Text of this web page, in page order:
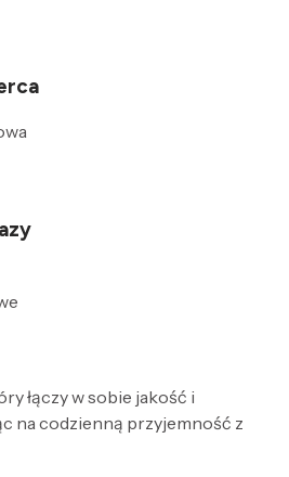
łączy w sobie jakość i
na codzienną przyjemność z